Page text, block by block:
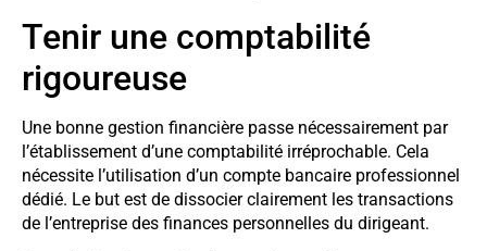
Tenir une comptabilité
rigoureuse
Une bonne gestion financière passe nécessairement par
l’établissement d’une comptabilité irréprochable. Cela
nécessite l’utilisation d’un compte bancaire professionnel
dédié. Le but est de dissocier clairement les transactions
de l’entreprise des finances personnelles du dirigeant.